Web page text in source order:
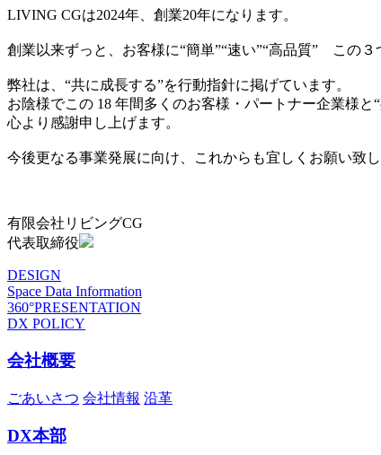
LIVING CGは2024年、創業20年になります。
創業以来ずっと、お客様に“簡単”“速い”“高品質” この
弊社は、“共に成長する”を行動指針に掲げています。
お陰様でこの 18 年間多くのお客様・パートナー企業様と
心より感謝申し上げます。
今後更なる事業発展に向け、これからも宜しくお願い致し
有限会社リビングCG
代表取締役
DESIGN
Space Data Information
360°PRESENTATION
DX POLICY
会社概要
ごあいさつ 会社情報 沿革
DX本部